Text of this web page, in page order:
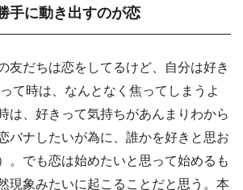
手に動き出すのが恋
だちは恋をしてるけど、自分は好き
て時は、なんとなく焦ってしまうよ
は、好きって気持ちがあんまりわから
バナしたいが為に、誰かを好きと思お
。でも恋は始めたいと思って始めるも
現象みたいに起こることだと思う。本